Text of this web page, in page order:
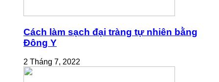
Cách làm sạch đại tràng tự nhiên bằng
Đông Y
2 Tháng 7, 2022